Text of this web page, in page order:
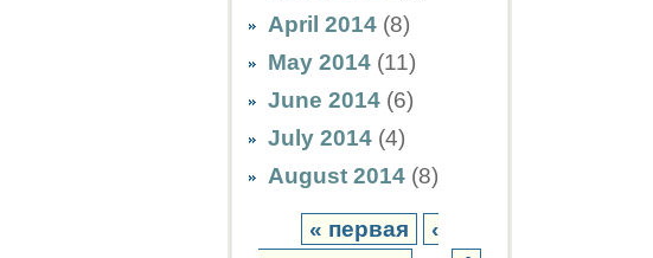
April 2014 (8)
May 2014 (11)
June 2014 (6)
July 2014 (4)
August 2014 (8)
« первая
‹